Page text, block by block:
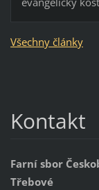
Všechny články
Kontakt
Farní sbor
Třebové